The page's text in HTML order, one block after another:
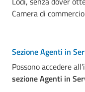
Camera di
Sezione Agenti in
Possono accedere
sezione Agenti in